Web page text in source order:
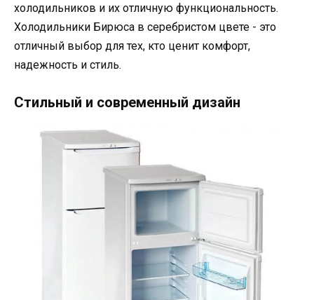
холодильников и их отличную функциональность.
Холодильники Бирюса в серебристом цвете - это
отличный выбор для тех, кто ценит комфорт,
надежность и стиль.
Стильный и современный дизайн